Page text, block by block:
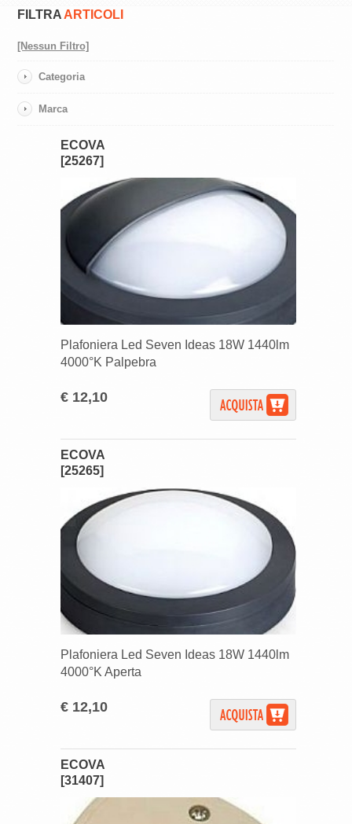
FILTRA ARTICOLI
[Nessun Filtro]
Categoria
Marca
ECOVA
[25267]
Plafoniera Led Seven Ideas 18W 1440lm
4000°K Palpebra
€ 12,10
ECOVA
[25265]
Plafoniera Led Seven Ideas 18W 1440lm
4000°K Aperta
€ 12,10
ECOVA
[31407]